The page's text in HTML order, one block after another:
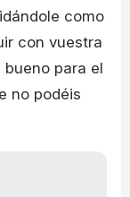
como
con vuestra
para el
no podéis